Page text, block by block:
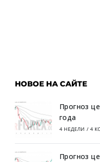
НОВОЕ НА САЙТЕ
Прогноз
года
4 НЕДЕЛИ / 4
Прогноз